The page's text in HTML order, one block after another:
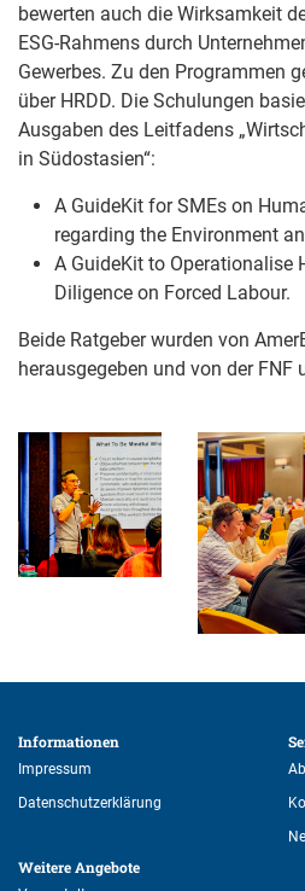
bewerten auch die Wirksamkeit
ESG-Rahmens durch
Gewerbes. Zu den Programmen
über HRDD. Die Schulungen
Ausgaben des Leitfadens
in Südostasien“:
A GuideKit for SMEs on
regarding the Environment
A GuideKit to Operationalise
Diligence on Forced Labour.
Beide Ratgeber wurden von
herausgegeben und von der FNF
Informationen
Impressum
Datenschutzerklärung
Weitere Angebote